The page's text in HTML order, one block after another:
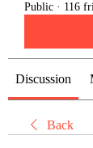
Public · 116
Discussion
Back